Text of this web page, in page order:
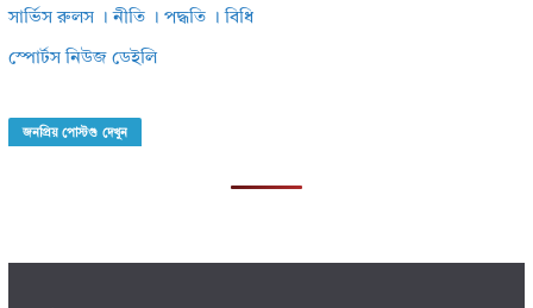
সার্ভিস রুলস । নীতি । পদ্ধতি । বিধি
স্পোর্টস নিউজ ডেইলি
জনপ্রিয় পোস্টগু দেখুন